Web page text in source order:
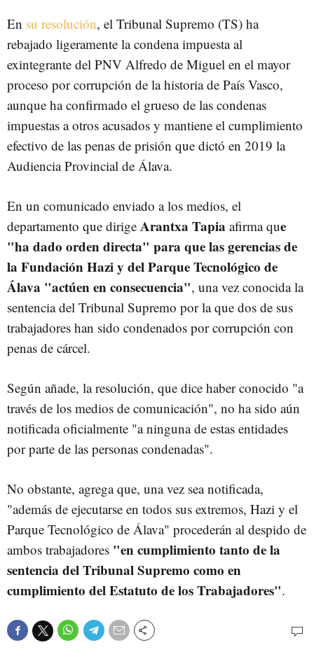
En su resolución, el Tribunal Supremo (TS) ha
rebajado ligeramente la condena impuesta al
exintegrante del PNV Alfredo de Miguel en el mayor
proceso por corrupción de la historia de País Vasco,
aunque ha confirmado el grueso de las condenas
impuestas a otros acusados y mantiene el cumplimiento
efectivo de las penas de prisión que dictó en 2019 la
Audiencia Provincial de Álava.
En un comunicado enviado a los medios, el
departamento que dirige Arantxa Tapia afirma que
"ha dado orden directa" para que las gerencias de
la Fundación Hazi y del Parque Tecnológico de
Álava "actúen en consecuencia", una vez conocida la
sentencia del Tribunal Supremo por la que dos de sus
trabajadores han sido condenados por corrupción con
penas de cárcel.
Según añade, la resolución, que dice haber conocido "a
través de los medios de comunicación", no ha sido aún
notificada oficialmente "a ninguna de estas entidades
por parte de las personas condenadas".
No obstante, agrega que, una vez sea notificada,
"además de ejecutarse en todos sus extremos, Hazi y el
Parque Tecnológico de Álava" procederán al despido de
ambos trabajadores "en cumplimiento tanto de la
sentencia del Tribunal Supremo como en
cumplimiento del Estatuto de los Trabajadores".